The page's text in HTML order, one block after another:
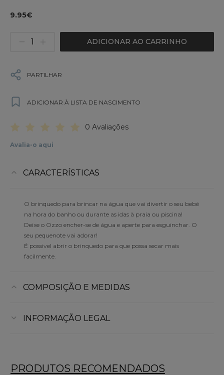
9.95€
ADICIONAR AO CARRINHO
PARTILHAR
ADICIONAR À LISTA DE NASCIMENTO
0 Avaliações
Avalia-o aqui
CARACTERÍSTICAS
O brinquedo para brincar na água que vai divertir o seu bebé
na hora do banho ou durante as idas à praia ou piscina!
Deixe o Ozzo encher-se de água e aperte para esguinchar. O
seu pequenote vai adorar!
É possivel abrir o brinquedo para que possa secar mais
facilmente.
COMPOSIÇÃO E MEDIDAS
INFORMAÇÃO LEGAL
PRODUTOS RECOMENDADOS